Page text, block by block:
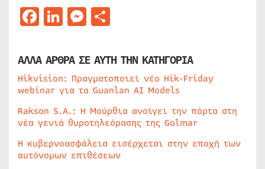
Facebook
LinkedIn
Messenger
ΑΛΛΑ ΑΡΘΡΑ ΣΕ ΑΥΤΗ ΤΗΝ ΚΑΤΗΓΟΡΙΑ
Hikvision: Πραγματοποιεί νέο Hik-Friday
webinar για τα Guanlan AI Models
Rakson S.A.: Η Μούρθια ανοίγει την πόρτα στη
νέα γενιά θυροτηλεόρασης της Golmar
Η κυβερνοασφάλεια εισέρχεται στην εποχή των
αυτόνομων επιθέσεων